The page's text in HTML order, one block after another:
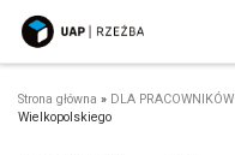
Przejdź do treści
Strona główna » DLA PRACOWNIKÓW
Wielkopolskiego